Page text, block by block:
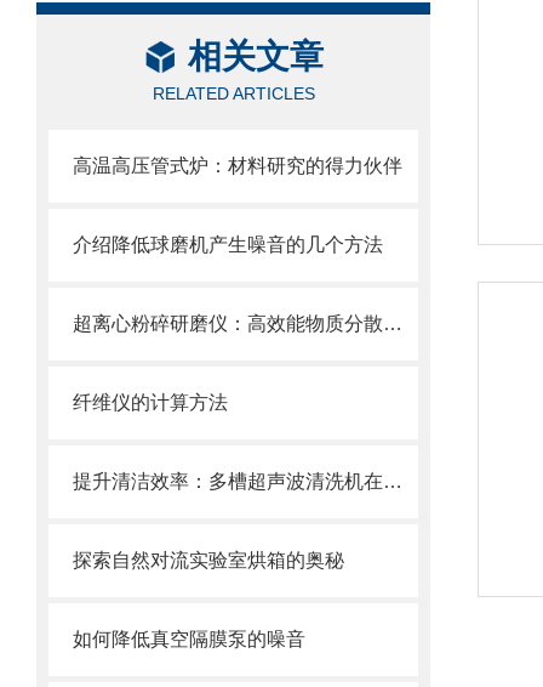
相关文章
RELATED ARTICLES
高温高压管式炉：材料研究的得力伙伴
介绍降低球磨机产生噪音的几个方法
超离心粉碎研磨仪：高效能物质分散的利器
纤维仪的计算方法
提升清洁效率：多槽超声波清洗机在工业中的应用
探索自然对流实验室烘箱的奥秘
如何降低真空隔膜泵的噪音